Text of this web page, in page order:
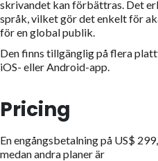
skrivandet kan förbättras. Det
språk, vilket gör det enkelt för
för en global publik.
Den finns tillgänglig på flera
iOS- eller Android-app.
Pricing
En engångsbetalning på US$
medan andra planer är